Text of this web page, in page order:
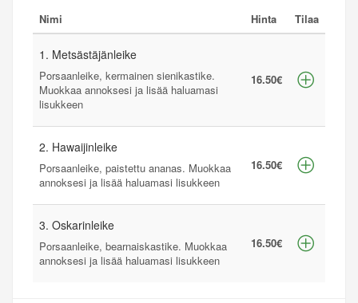
Nimi Hinta Tilaa
1. Metsästäjänleike
Porsaanleike, kermainen sienikastike.
Muokkaa annoksesi ja lisää haluamasi
lisukkeen
16.50€
2. Hawaijinleike
Porsaanleike, paistettu ananas. Muokkaa
annoksesi ja lisää haluamasi lisukkeen
16.50€
3. Oskarinleike
Porsaanleike, bearnaiskastike. Muokkaa
annoksesi ja lisää haluamasi lisukkeen
16.50€